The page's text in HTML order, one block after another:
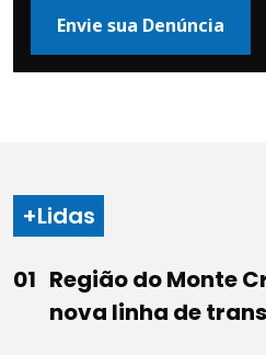
Envie sua Denúncia
+Lidas
Região do Monte
nova linha de